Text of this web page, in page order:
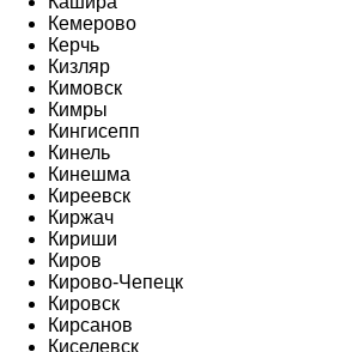
Кемерово
Керчь
Кизляр
Кимовск
Кимры
Кингисепп
Кинель
Кинешма
Киреевск
Киржач
Кириши
Киров
Кирово-Чепецк
Кировск
Кирсанов
Киселевск